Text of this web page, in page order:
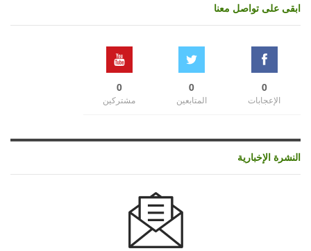
ابقى على تواصل معنا
0
الإعجابات
0
المتابعين
0
مشتركين
النشرة الإخبارية